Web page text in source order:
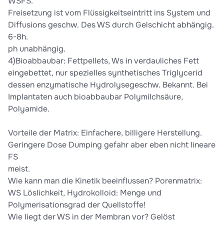
Freisetzung ist vom Flüssigkeitseintritt ins System und
Diffusions geschw. Des WS durch Gelschicht abhängig.
6-8h.
ph unabhängig.
4)Bioabbaubar: Fettpellets, Ws in verdauliches Fett
eingebettet, nur spezielles synthetisches Triglycerid
dessen enzymatische Hydrolysegeschw. Bekannt. Bei
Implantaten auch bioabbaubar Polymilchsäure,
Polyamide.
Vorteile der Matrix: Einfachere, billigere Herstellung.
Geringere Dose Dumping gefahr aber eben nicht lineare
FS
meist.
Wie kann man die Kinetik beeinflussen? Porenmatrix:
WS Löslichkeit, Hydrokolloid: Menge und
Polymerisationsgrad der Quellstoffe!
Wie liegt der WS in der Membran vor? Gelöst